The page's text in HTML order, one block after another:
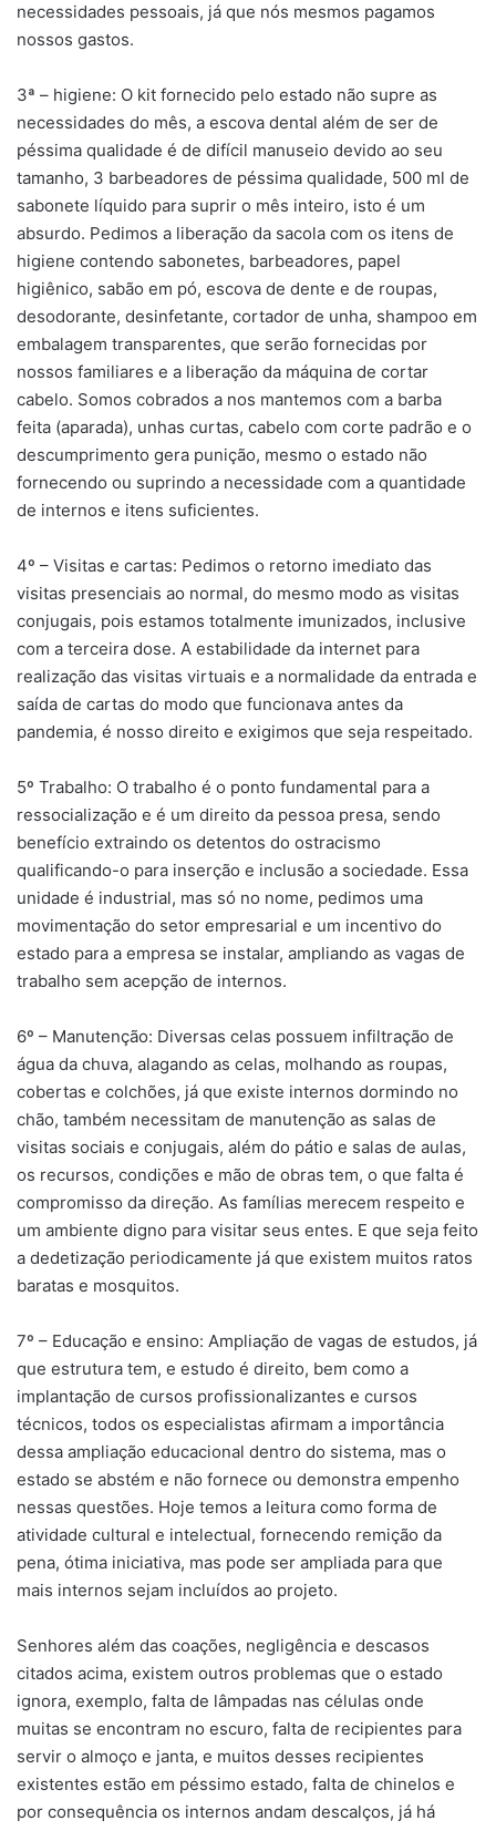
necessidades pessoais, já que nós mesmos pagamos
nossos gastos.
3ª – higiene: O kit fornecido pelo estado não supre as
necessidades do mês, a escova dental além de ser de
péssima qualidade é de difícil manuseio devido ao seu
tamanho, 3 barbeadores de péssima qualidade, 500 ml de
sabonete líquido para suprir o mês inteiro, isto é um
absurdo. Pedimos a liberação da sacola com os itens de
higiene contendo sabonetes, barbeadores, papel
higiênico, sabão em pó, escova de dente e de roupas,
desodorante, desinfetante, cortador de unha, shampoo em
embalagem transparentes, que serão fornecidas por
nossos familiares e a liberação da máquina de cortar
cabelo. Somos cobrados a nos mantemos com a barba
feita (aparada), unhas curtas, cabelo com corte padrão e o
descumprimento gera punição, mesmo o estado não
fornecendo ou suprindo a necessidade com a quantidade
de internos e itens suficientes.
4º – Visitas e cartas: Pedimos o retorno imediato das
visitas presenciais ao normal, do mesmo modo as visitas
conjugais, pois estamos totalmente imunizados, inclusive
com a terceira dose. A estabilidade da internet para
realização das visitas virtuais e a normalidade da entrada e
saída de cartas do modo que funcionava antes da
pandemia, é nosso direito e exigimos que seja respeitado.
5º Trabalho: O trabalho é o ponto fundamental para a
ressocialização e é um direito da pessoa presa, sendo
benefício extraindo os detentos do ostracismo
qualificando-o para inserção e inclusão a sociedade. Essa
unidade é industrial, mas só no nome, pedimos uma
movimentação do setor empresarial e um incentivo do
estado para a empresa se instalar, ampliando as vagas de
trabalho sem acepção de internos.
6º – Manutenção: Diversas celas possuem infiltração de
água da chuva, alagando as celas, molhando as roupas,
cobertas e colchões, já que existe internos dormindo no
chão, também necessitam de manutenção as salas de
visitas sociais e conjugais, além do pátio e salas de aulas,
os recursos, condições e mão de obras tem, o que falta é
compromisso da direção. As famílias merecem respeito e
um ambiente digno para visitar seus entes. E que seja feito
a dedetização periodicamente já que existem muitos ratos
baratas e mosquitos.
7º – Educação e ensino: Ampliação de vagas de estudos, já
que estrutura tem, e estudo é direito, bem como a
implantação de cursos profissionalizantes e cursos
técnicos, todos os especialistas afirmam a importância
dessa ampliação educacional dentro do sistema, mas o
estado se abstém e não fornece ou demonstra empenho
nessas questões. Hoje temos a leitura como forma de
atividade cultural e intelectual, fornecendo remição da
pena, ótima iniciativa, mas pode ser ampliada para que
mais internos sejam incluídos ao projeto.
Senhores além das coações, negligência e descasos
citados acima, existem outros problemas que o estado
ignora, exemplo, falta de lâmpadas nas células onde
muitas se encontram no escuro, falta de recipientes para
servir o almoço e janta, e muitos desses recipientes
existentes estão em péssimo estado, falta de chinelos e
por consequência os internos andam descalços, já há